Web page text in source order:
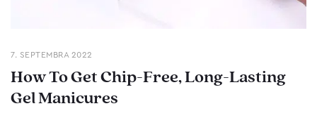
7. SEPTEMBRA 2022
How To Get Chip-Free, Long-Lasting
Gel Manicures